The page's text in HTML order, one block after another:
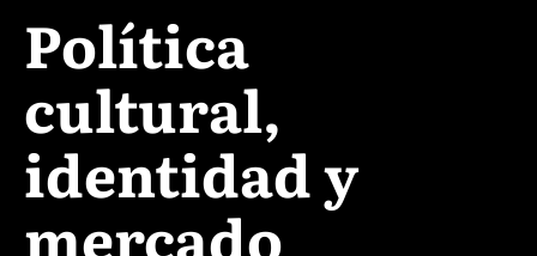
Política
cultural,
identidad y
mercado